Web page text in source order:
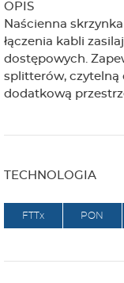
OPIS
Naścienna
łączenia kabli
dostępowych.
splitterów, czytelną
dodatkową
TECHNOLOGIA
FTTx PON